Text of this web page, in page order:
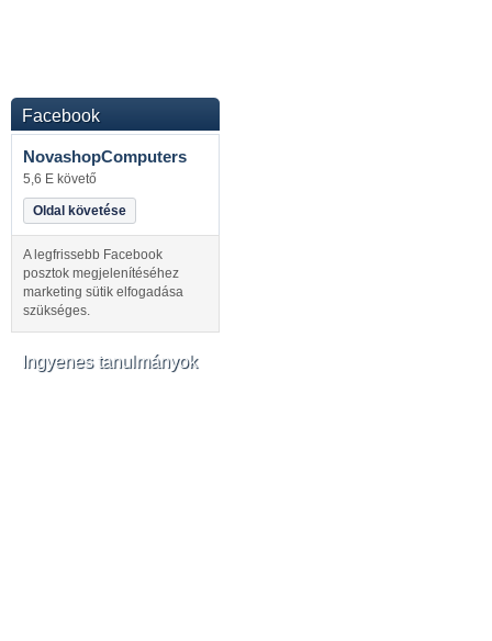
Facebook
NovashopComputers
5,6 E követő
Oldal követése
A legfrissebb Facebook
posztok megjelenítéséhez
marketing sütik elfogadása
szükséges.
Ingyenes tanulmányok